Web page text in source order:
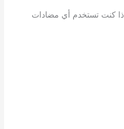
كنت تستخدم أي مضادات